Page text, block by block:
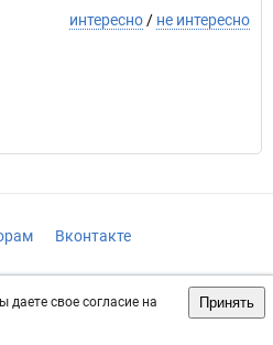
даете свое согласие на
Принять
интересно/ не интересно
Вконтакте
требуется консультация
на сайте, не